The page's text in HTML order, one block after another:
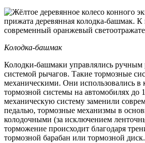
Колодка-башмак
Колодки-башмаки управлялись ручным
системой рычагов. Такие тормозные
механическими. Они использовались в
тормозной системы на автомобилях до
механическую систему заменили
педалью, тормозные механизмы в
колодочными (за исключением
торможение происходит благодаря
тормозной барабан или тормозной диск.